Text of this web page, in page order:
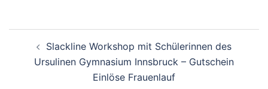
Slackline Workshop mit Schülerinnen des
Ursulinen Gymnasium Innsbruck – Gutschein
Einlöse Frauenlauf